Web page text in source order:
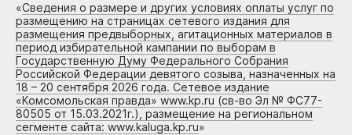
«Сведения о размере и других условиях оплаты услуг по
размещению на страницах сетевого издания для
размещения предвыборных, агитационных материалов в
период избирательной кампании по выборам в
Государственную Думу Федерального Собрания
Российской Федерации девятого созыва, назначенных на
18 – 20 сентября 2026 года. Сетевое издание
«Комсомольская правда» www.kp.ru (св-во Эл № ФС77-
80505 от 15.03.2021г.), размещение на региональном
сегменте сайта: www.kaluga.kp.ru»